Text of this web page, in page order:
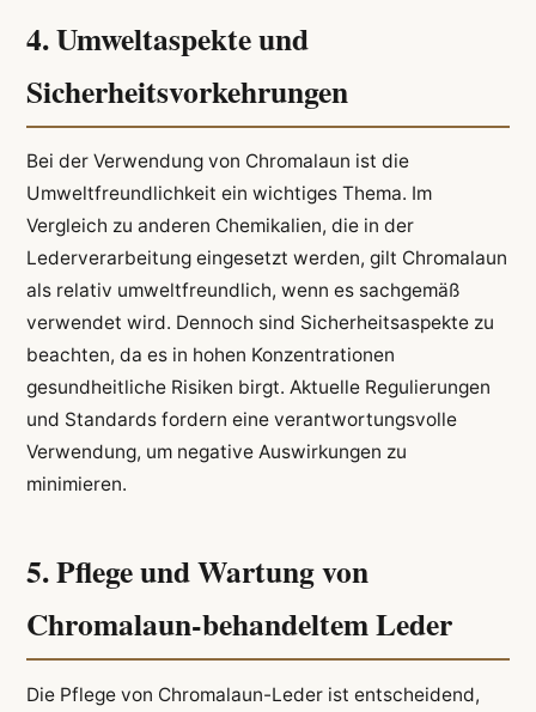
4. Umweltaspekte und
Sicherheitsvorkehrungen
Bei der Verwendung von Chromalaun ist die
Umweltfreundlichkeit ein wichtiges Thema. Im
Vergleich zu anderen Chemikalien, die in der
Lederverarbeitung eingesetzt werden, gilt Chromalaun
als relativ umweltfreundlich, wenn es sachgemäß
verwendet wird. Dennoch sind Sicherheitsaspekte zu
beachten, da es in hohen Konzentrationen
gesundheitliche Risiken birgt. Aktuelle Regulierungen
und Standards fordern eine verantwortungsvolle
Verwendung, um negative Auswirkungen zu
minimieren.
5. Pflege und Wartung von
Chromalaun-behandeltem Leder
Die Pflege von Chromalaun-Leder ist entscheidend,